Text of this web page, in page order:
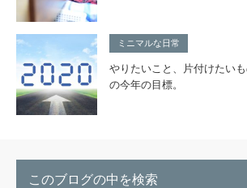
ミニマルな日常
やりたいこと、片付けたい
の今年の目標。
このブログの中を検索